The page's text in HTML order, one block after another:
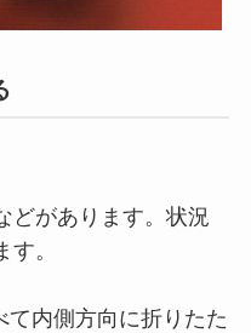
どがあります。状況
。
内側方向に折りたた